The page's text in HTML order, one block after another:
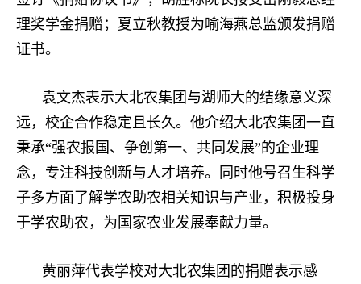
理奖学金捐赠；夏立秋教授为喻海燕总监颁发捐赠
证书。
袁文杰表示大北农集团与湖师大的结缘意义深
远，校企合作稳定且长久。他介绍大北农集团一直
秉承“强农报国、争创第一、共同发展”的企业理
念，专注科技创新与人才培养。同时他号召生科学
子多方面了解学农助农相关知识与产业，积极投身
于学农助农，为国家农业发展奉献力量。
黄丽萍代表学校对大北农集团的捐赠表示感